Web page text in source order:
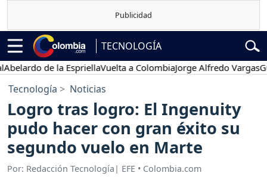
TECNOLOGÍA
de la EspriellaVuelta a ColombiaJorge Alfredo Vargas
Tecnología Noticias
Logro tras logro: El Ingenuity
pudo hacer con gran éxito su
segundo vuelo en Marte
Por: Redacción Tecnología| EFE • Colombia.com